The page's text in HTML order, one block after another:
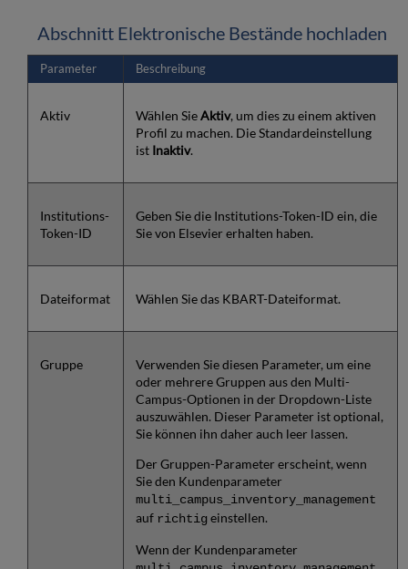
Abschnitt Elektronische Bestände hochladen
Parameter Beschreibung
Aktiv Wählen SieAktiv, um dies zu einem aktiven
Profil zu machen. Die Standardeinstellung
istInaktiv.
Institutions-
Token-ID
Geben Sie die Institutions-Token-ID ein, die
Sie von Elsevier erhalten haben.
Dateiformat Wählen Sie das KBART-Dateiformat.
Gruppe
Verwenden Sie diesen Parameter, um eine
oder mehrere Gruppen aus den Multi-
Campus-Optionen in der Dropdown-Liste
auszuwählen. Dieser Parameter ist optional,
Sie können ihn daher auch leer lassen.
Der Gruppen-Parameter erscheint, wenn
Sie den Kundenparameter
multi_campus_inventory_management
auf richtig einstellen.
Wenn der Kundenparameter